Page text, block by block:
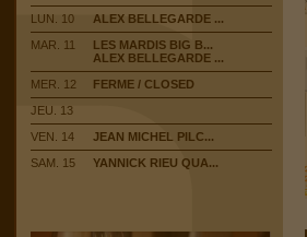
LUN. 10
ALEX BELLEGARDE ...
MAR. 11
LES MARDIS BIG B...
ALEX BELLEGARDE ...
MER. 12
FERME / CLOSED
JEU. 13
VEN. 14
JEAN MICHEL PILC...
SAM. 15
YANNICK RIEU QUA...